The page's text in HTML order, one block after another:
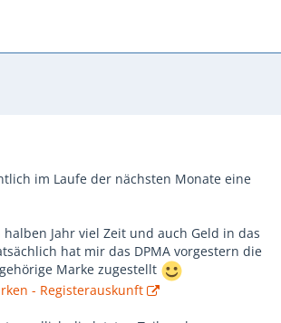
im Laufe der nächsten Monate eine
Jahr viel Zeit und auch Geld in das
hat mir das DPMA vorgestern die
Marke zugestellt
- Registerauskunft